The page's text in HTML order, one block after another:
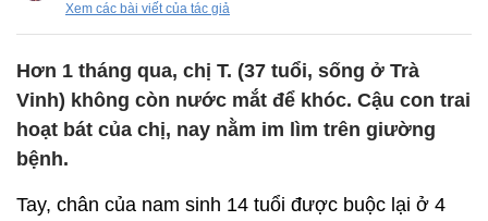
Xem các bài viết của tác giả
Hơn 1 tháng qua, chị T. (37 tuổi, sống ở Trà
Vinh) không còn nước mắt để khóc. Cậu con trai
hoạt bát của chị, nay nằm im lìm trên giường
bệnh.
Tay, chân của nam sinh 14 tuổi được buộc lại ở 4